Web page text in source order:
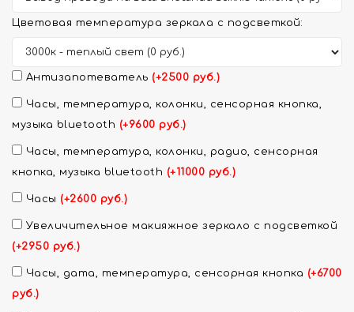
Цветовая температура зеркала с подсветкой:
Антизапотеватель (+2500 руб.)
Часы, температура, колонки, сенсорная кнопка,
музыка bluetooth (+9600 руб.)
Часы, температура, колонки, радио, сенсорная
кнопка, музыка bluetooth (+11000 руб.)
Часы (+2600 руб.)
Увеличительное макияжное зеркало с подсветкой
(+2950 руб.)
Часы, дата, температура, сенсорная кнопка (+6700
руб.)